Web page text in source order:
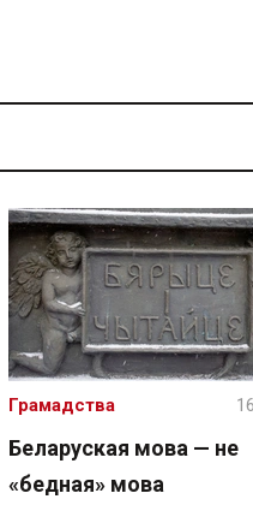
Беларуская мова — не
«бедная» мова
Грамадства